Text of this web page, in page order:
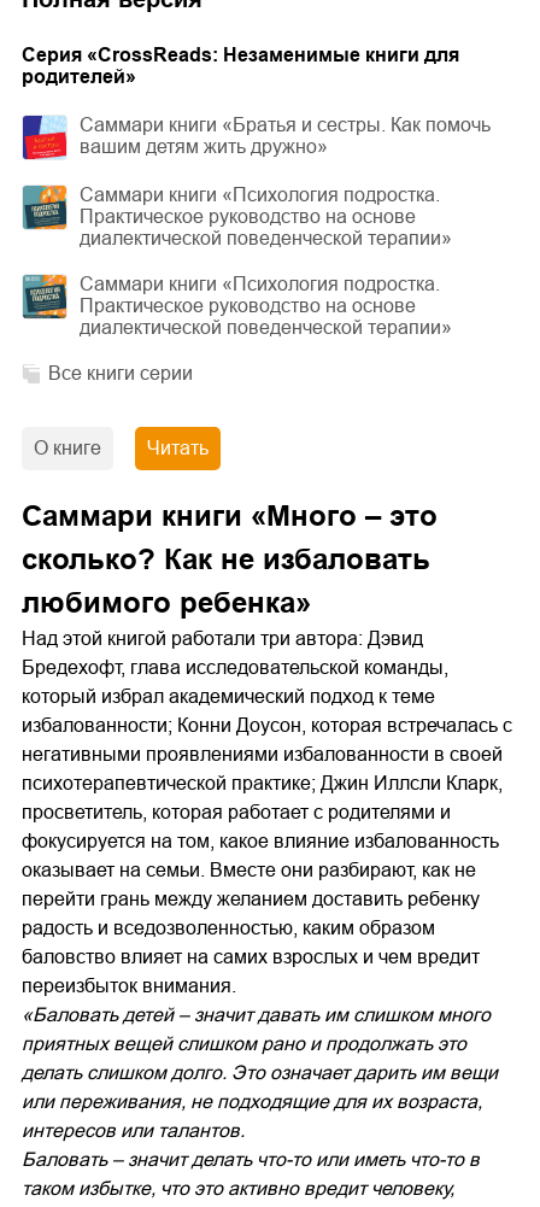
Cерия «CrossReads: Незаменимые книги для
родителей»
Саммари книги «Братья и сестры. Как помочь
вашим детям жить дружно»
Саммари книги «Психология подростка.
Практическое руководство на основе
диалектической поведенческой терапии»
Саммари книги «Психология подростка.
Практическое руководство на основе
диалектической поведенческой терапии»
Все книги серии
О книге Читать
Саммари книги «Много – это
сколько? Как не избаловать
любимого ребенка»
Над этой книгой работали три автора: Дэвид
Бредехофт, глава исследовательской команды,
который избрал академический подход к теме
избалованности; Конни Доусон, которая встречалась с
негативными проявлениями избалованности в своей
психотерапевтической практике; Джин Иллсли Кларк,
просветитель, которая работает с родителями и
фокусируется на том, какое влияние избалованность
оказывает на семьи. Вместе они разбирают, как не
перейти грань между желанием доставить ребенку
радость и вседозволенностью, каким образом
баловство влияет на самих взрослых и чем вредит
переизбыток внимания.
«Баловать детей – значит давать им слишком много
приятных вещей слишком рано и продолжать это
делать слишком долго. Это означает дарить им вещи
или переживания, не подходящие для их возраста,
интересов или талантов.
Баловать – значит делать что-то или иметь что-то в
таком избытке, что это активно вредит человеку,